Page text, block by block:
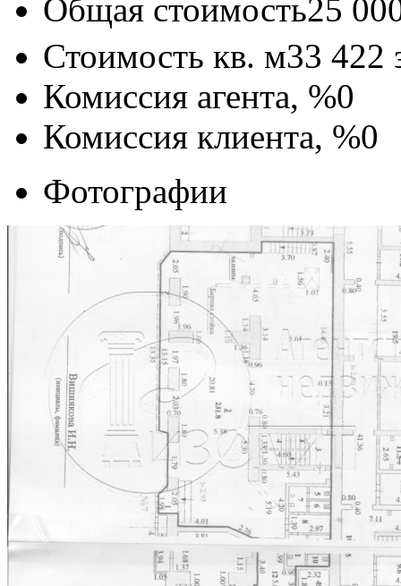
Общая стоимость25
Стоимость кв. м33 422
Комиссия агента, %0
Комиссия клиента, %0
Фотографии